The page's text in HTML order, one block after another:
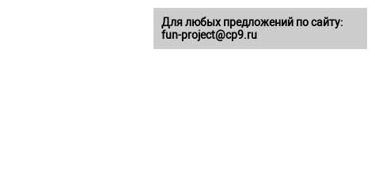
Для любых предложений по сайту:
fun-project@cp9.ru